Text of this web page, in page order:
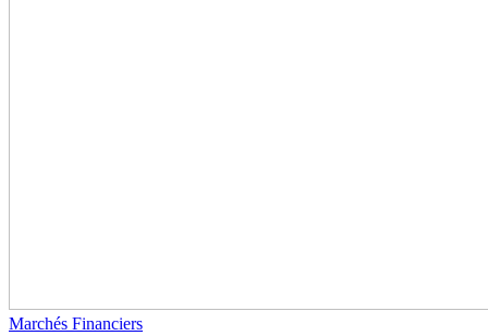
Marchés Financiers